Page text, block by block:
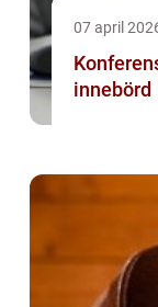
07 april
Konferens
innebörd